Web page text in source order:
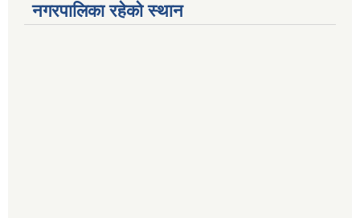
नगरपालिका रहेको स्थान